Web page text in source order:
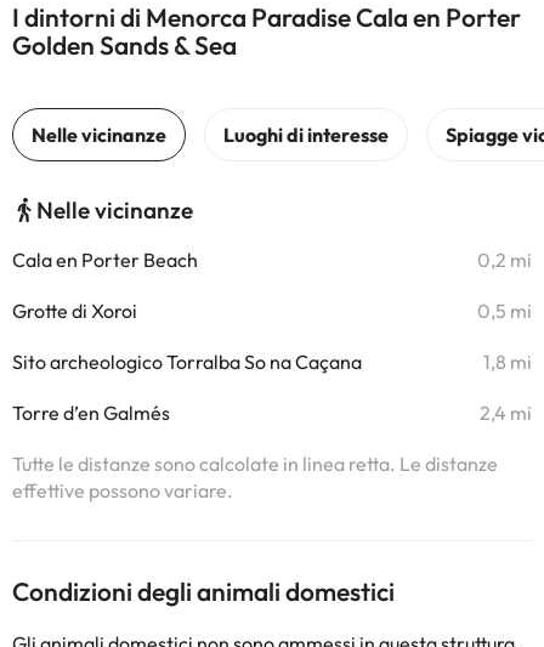
I dintorni di Menorca Paradise Cala en Porter
Golden Sands & Sea
Nelle vicinanze
Cala en Porter Beach 0,2 mi
Grotte di Xoroi 0,5 mi
Sito archeologico Torralba So na Caçana 1,8 mi
Torre d’en Galmés 2,4 mi
Tutte le distanze sono calcolate in linea retta. Le distanze
effettive possono variare.
Condizioni degli animali domestici